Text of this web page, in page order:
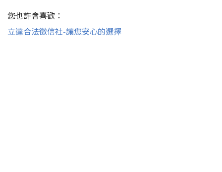
您也許會喜歡：
立達合法徵信社-讓您安心的選擇